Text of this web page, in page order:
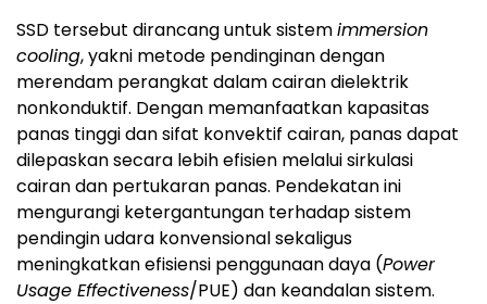
SSD tersebut dirancang untuk sistemimmersion
cooling, yakni metode pendinginan dengan
merendam perangkat dalam cairan dielektrik
nonkonduktif. Dengan memanfaatkan kapasitas
panas tinggi dan sifat konvektif cairan, panas dapat
dilepaskan secara lebih efisien melalui sirkulasi
cairan dan pertukaran panas. Pendekatan ini
mengurangi ketergantungan terhadap sistem
pendingin udara konvensional sekaligus
meningkatkan efisiensi penggunaan daya (Power
Usage Effectiveness/PUE) dan keandalan sistem.